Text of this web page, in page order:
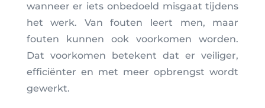
wanneer er iets onbedoeld misgaat tijdens
het werk. Van fouten leert men, maar
fouten kunnen ook voorkomen worden.
Dat voorkomen betekent dat er veiliger,
efficiënter en met meer opbrengst wordt
gewerkt.